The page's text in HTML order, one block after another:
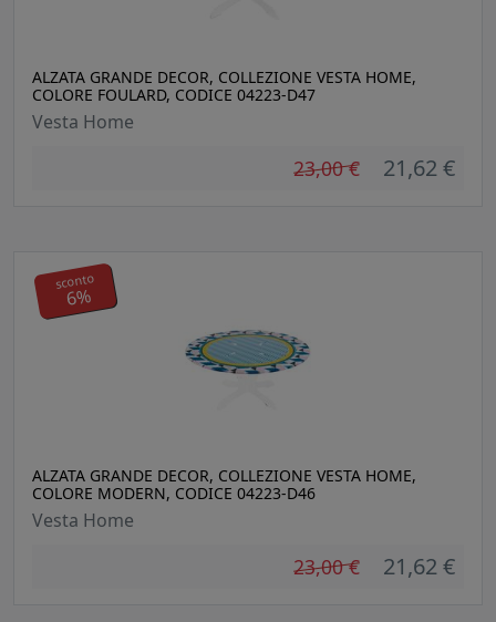
ALZATA GRANDE DECOR, COLLEZIONE VESTA HOME,
COLORE FOULARD, CODICE 04223-D47
Vesta Home
23,00 € 21,62 €
ALZATA GRANDE DECOR, COLLEZIONE VESTA HOME,
COLORE MODERN, CODICE 04223-D46
Vesta Home
23,00 € 21,62 €
sconto
6%